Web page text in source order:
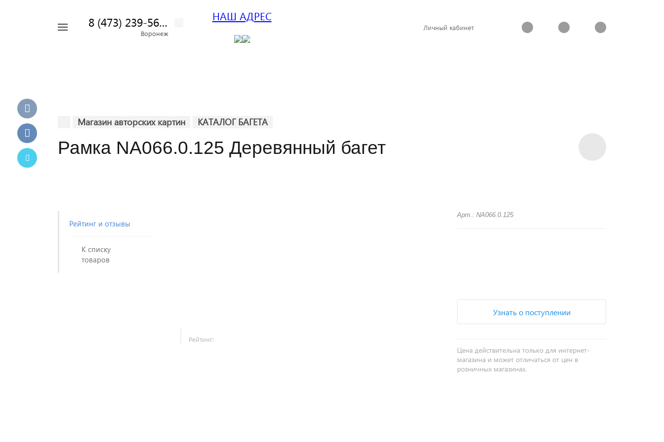
8 (473) 239-56-42
Воронеж
НАШ АДРЕС
Личный кабинет
Магазин авторских картин КАТАЛОГ БАГЕТА
Рамка NA066.0.125 Деревянный багет
Рейтинг и отзывы
К списку
товаров
Рейтинг:
Арт.: NA066.0.125
Узнать о поступлении
Цена действительна только для интернет-
магазина и может отличаться от цен в
розничных магазинах.